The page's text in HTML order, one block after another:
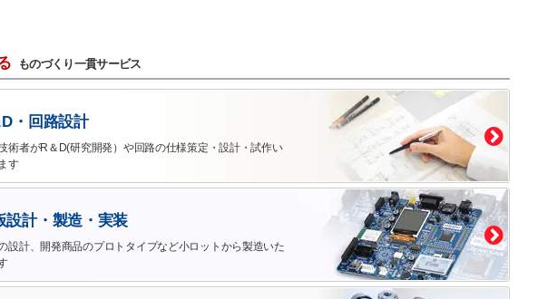
ものづくり一貫サービス
・回路設計
術者がR＆D(研究開発）や回路の仕様策定・設計・試作い
す
設計・製造・実装
設計、開発商品のプロトタイプなど小ロットから製造いた